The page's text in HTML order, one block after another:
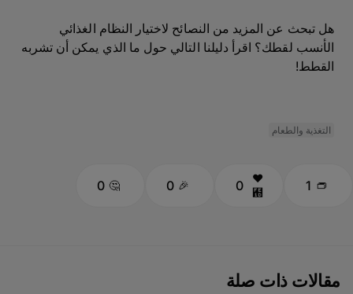
هل تبحث عن المزيد من النصائح لاختيار النظام الغذائي
الأنسب لقطك؟ اقرأ دليلنا التالي حول ما الذي يمكن أن تشربه
القطط!
التغذية والطعام
1
0
0
0
مقالات ذات صلة